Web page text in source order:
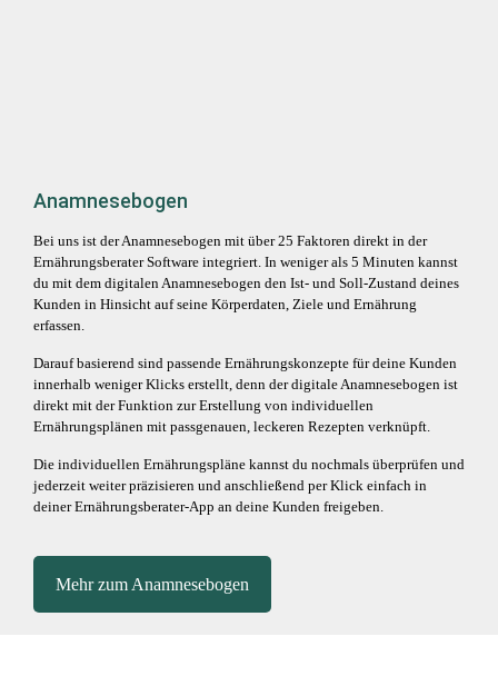
Anamnesebogen
Bei uns ist der Anamnesebogen mit über 25 Faktoren direkt in der
Ernährungsberater Software integriert. In weniger als 5 Minuten kannst
du mit dem digitalen Anamnesebogen den Ist- und Soll-Zustand deines
Kunden in Hinsicht auf seine Körperdaten, Ziele und Ernährung
erfassen.
Darauf basierend sind passende Ernährungskonzepte für deine Kunden
innerhalb weniger Klicks erstellt, denn der digitale Anamnesebogen ist
direkt mit der Funktion zur Erstellung von individuellen
Ernährungsplänen mit passgenauen, leckeren Rezepten verknüpft.
Die individuellen Ernährungspläne kannst du nochmals überprüfen und
jederzeit weiter präzisieren und anschließend per Klick einfach in
deiner Ernährungsberater-App an deine Kunden freigeben.
Mehr zum Anamnesebogen